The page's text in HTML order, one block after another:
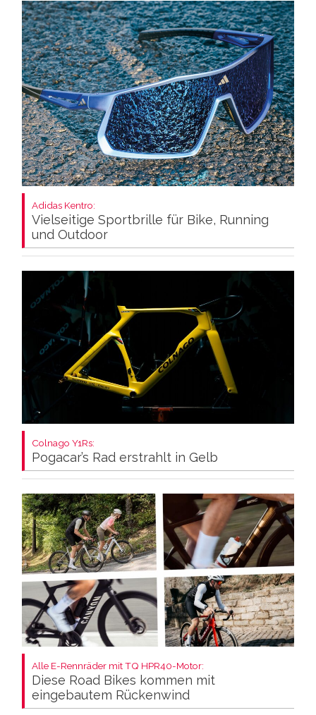
Adidas Kentro:
Vielseitige Sportbrille für Bike, Running
und Outdoor
Colnago Y1Rs:
Pogacar’s Rad erstrahlt in Gelb
Alle E-Rennräder mit TQ HPR40-Motor:
Diese Road Bikes kommen mit
eingebautem Rückenwind